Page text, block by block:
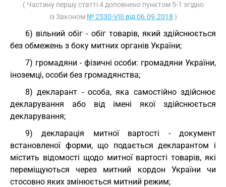
( Частину першу статті 4 доповнено пунктом 5-1 згідно
із Законом № 2530-VIII від 06.09.2018 )
6) вільний обіг - обіг товарів, який здійснюється
без обмежень з боку митних органів України;
7) громадяни - фізичні особи: громадяни України,
іноземці, особи без громадянства;
8) декларант - особа, яка самостійно здійснює
декларування або від імені якої здійснюється
декларування;
9) декларація митної вартості - документ
встановленої форми, що подається декларантом і
містить відомості щодо митної вартості товарів, які
переміщуються через митний кордон України чи
стосовно яких змінюється митний режим;